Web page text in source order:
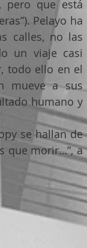
pero que está
Pelayo ha
calles, no las
un viaje casi
todo ello en el
mueve a sus
humano y
se hallan de
que morir…”, a